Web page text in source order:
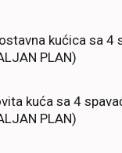
kućica sa 4
PLAN)
kuća sa 4
PLAN)